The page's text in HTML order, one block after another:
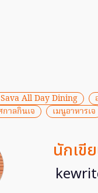
Sava All Day Dining
กาลกินเจ
เมนูอาหารเจ
นักเขี